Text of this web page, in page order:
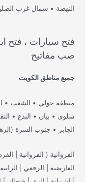
النهضة • شمال غرب
فتح سيارات ، فتح
صب مفاتيح
جميع مناطق الكويت
منطقة حولي • الشعب •
سلوى • بيان • البدع •
الجابر • جنوب السرة
الفروانية ( الفروانية |
العارضية | الرقعي |